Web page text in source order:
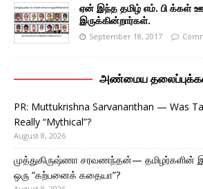
ஏன் இந்த தமிழ் எம். பி க்கள்
இருக்கின்றார்கள்.
September 18, 2017
அண்மைய
PR: Muttukrishna Sarvananthan — Was
Really “Mythical”?
August 8, 2026
முத்துகிருஷ்ணா சரவணந்தன்—
ஒரு “கற்பனைக் கதையா”?